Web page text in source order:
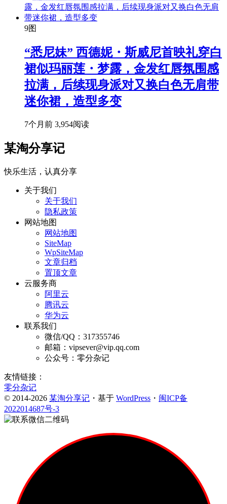
9图
“悉尼妹” 西德妮・斯威尼首映礼穿白
裙似玛丽莲・梦露，金发红唇氛围感
拉满，后续现身派对又换白色无肩带
迷你裙，造型多变
7个月前 3,954阅读
某淘分享记
快乐生活，认真分享
关于我们
关于我们
隐私政策
网站地图
网站地图
SiteMap
WpSiteMap
文章归档
置顶文章
云服务商
阿里云
腾讯云
华为云
联系我们
微信/QQ：317355746
邮箱：vipsever@vip.qq.com
公众号：零分杂记
友情链接：
零分杂记
© 2014-2026 某淘分享记 ・基于 WordPress ・ 闽ICP备
2022014687号-3